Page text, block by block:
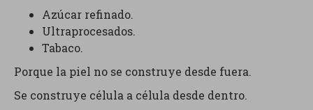
Azúcar refinado.
Ultraprocesados.
Tabaco.
Porque la piel no se construye desde fuera.
Se construye célula a célula desde dentro.